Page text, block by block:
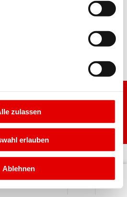
zulassen
erlauben
Ablehnen
Datenschutz